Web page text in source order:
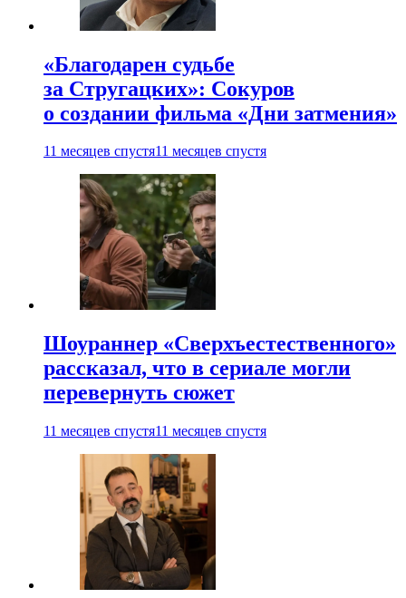
«Благодарен судьбе
за Стругацких»: Сокуров
о создании фильма «Дни затмения»
11 месяцев спустя11 месяцев спустя
Шоураннер «Сверхъестественного»
рассказал, что в сериале могли
перевернуть сюжет
11 месяцев спустя11 месяцев спустя